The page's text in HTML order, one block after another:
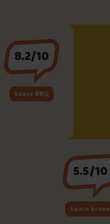
8.2/10
Sauce BBQ
5.5/10
Sauce brune